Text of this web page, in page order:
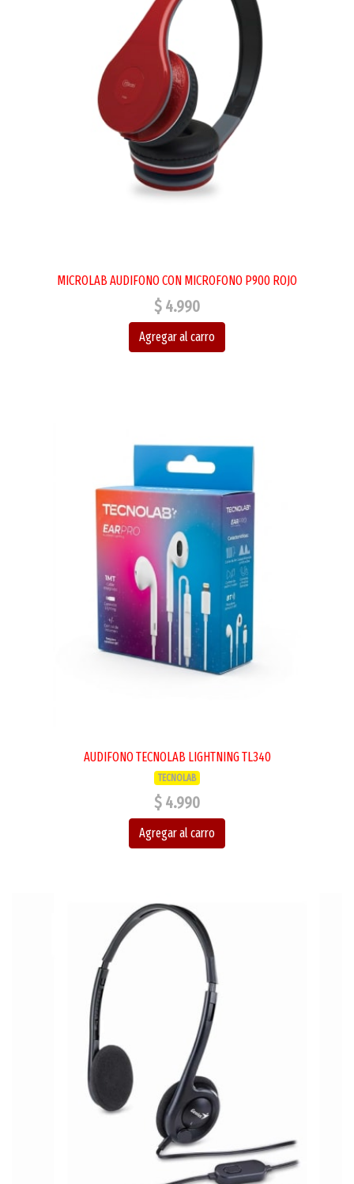
MICROLAB AUDIFONO CON MICROFONO P900 ROJO
$ 4.990
Agregar al carro
AUDIFONO TECNOLAB LIGHTNING TL340
TECNOLAB
$ 4.990
Agregar al carro